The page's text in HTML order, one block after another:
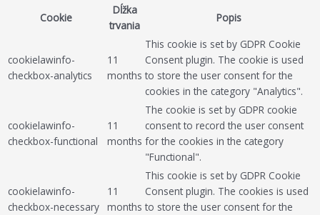
Cookie
Dĺžka
trvania
Popis
cookielawinfo-
checkbox-analytics
11
months
This cookie is set by GDPR Cookie
Consent plugin. The cookie is used
to store the user consent for the
cookies in the category "Analytics".
cookielawinfo-
checkbox-functional
11
months
The cookie is set by GDPR cookie
consent to record the user consent
for the cookies in the category
"Functional".
cookielawinfo-
checkbox-necessary
11
months
This cookie is set by GDPR Cookie
Consent plugin. The cookies is used
to store the user consent for the